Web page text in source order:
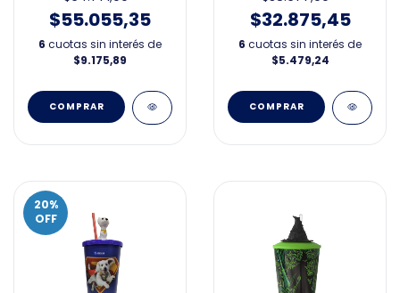
$55.055,35
6 cuotas sin interés de
$9.175,89
$32.875,45
6 cuotas sin interés de
$5.479,24
20%
OFF